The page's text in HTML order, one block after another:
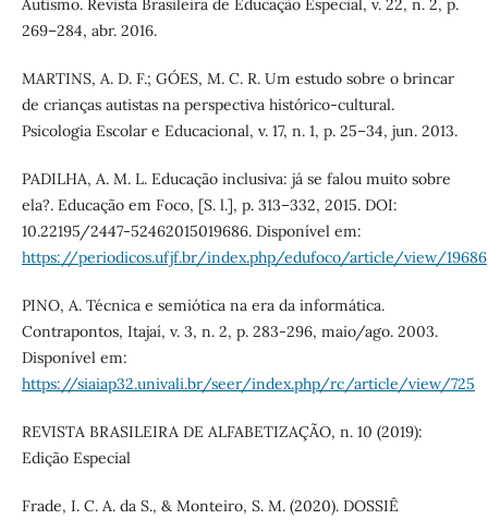
Autismo. Revista Brasileira de Educação Especial, v. 22, n. 2, p.
269–284, abr. 2016.
MARTINS, A. D. F.; GÓES, M. C. R. Um estudo sobre o brincar
de crianças autistas na perspectiva histórico-cultural.
Psicologia Escolar e Educacional, v. 17, n. 1, p. 25–34, jun. 2013.
PADILHA, A. M. L. Educação inclusiva: já se falou muito sobre
ela?. Educação em Foco, [S. l.], p. 313–332, 2015. DOI:
10.22195/2447-52462015019686. Disponível em:
https://periodicos.ufjf.br/index.php/edufoco/article/view/19686
PINO, A. Técnica e semiótica na era da informática.
Contrapontos, Itajaí, v. 3, n. 2, p. 283-296, maio/ago. 2003.
Disponível em:
https://siaiap32.univali.br/seer/index.php/rc/article/view/725
REVISTA BRASILEIRA DE ALFABETIZAÇÃO, n. 10 (2019):
Edição Especial
Frade, I. C. A. da S., & Monteiro, S. M. (2020). DOSSIÊ